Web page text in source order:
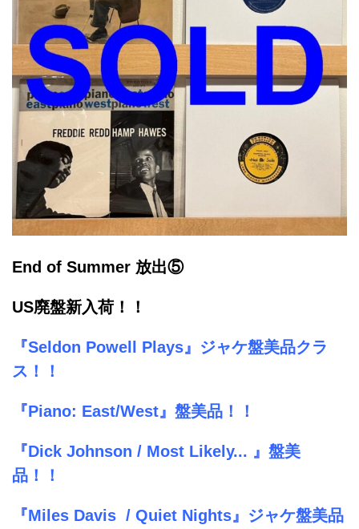
End of Summer 放出⑤
US廃盤新入荷！！
『Seldon Powell Plays』ジャケ盤美品クラ
ス！！
『Piano: East/West』盤美品！！
『Dick Johnson / Most Likely... 』盤美
品！！
『Miles Davis / Quiet Nights』ジャケ盤美品